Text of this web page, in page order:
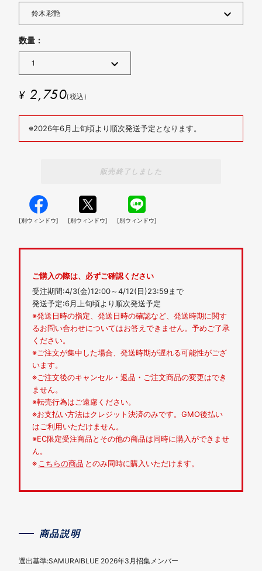
数量 :
¥ 2,750(税込)
※2026年6月上旬頃より順次発送予定となります。
販売終了しました
[別ウィンドウ] [別ウィンドウ] [別ウィンドウ]
ご購入の際は、必ずご確認ください
受注期間:4/3(金)12:00～4/12(日)23:59まで
発送予定:6月上旬頃より順次発送予定
※発送日時の指定、発送日時の確認など、発送時期に関す
るお問い合わせについてはお答えできません。予めご了承
ください。
※ご注文が集中した場合、発送時期が遅れる可能性がござ
います。
※ご注文後のキャンセル・返品・ご注文商品の変更はでき
ません。
※転売行為はご遠慮ください。
※お支払い方法はクレジット決済のみです。GMO後払い
はご利用いただけません。
※EC限定受注商品とその他の商品は同時に購入ができませ
ん。
※ こちらの商品 とのみ同時に購入いただけます。
商品説明
選出基準:SAMURAIBLUE 2026年3月招集メンバー